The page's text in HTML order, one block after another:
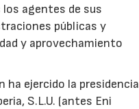
agentes de sus
públicas y
y aprovechamiento
ha ejercido la presidencia
S.L.U. (antes Eni